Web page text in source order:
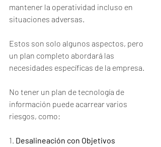
mantener la operatividad incluso en
situaciones adversas.
Estos son solo algunos aspectos, pero
un plan completo abordará las
necesidades específicas de la empresa.
No tener un plan de tecnología de
información puede acarrear varios
riesgos, como:
1. Desalineación con Objetivos